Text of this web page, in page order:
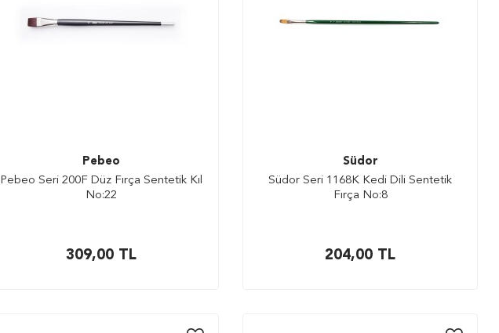
Pebeo
Pebeo Seri 200F Düz Fırça Sentetik Kıl
No:22
309,00 TL
Südor
Südor Seri 1168K Kedi Dili Sentetik
Fırça No:8
204,00 TL